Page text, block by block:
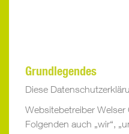
Grundlegendes
Diese
Websitebetreiber
Folgenden auch „wir“,